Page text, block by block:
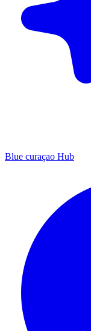
Blue curaçao Hub